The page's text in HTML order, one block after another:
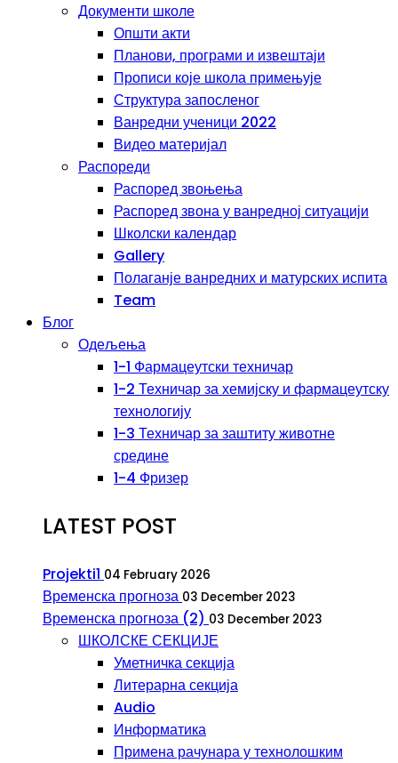
Документи школе
Општи акти
Планови, програми и извештаји
Прописи које школа примењује
Структура запосленог
Ванредни ученици 2022
Видео материјал
Распореди
Распоред звоњења
Распоред звона у ванредној ситуацији
Школски календар
Gallery
Полаганје ванредних и матурских испита
Team
Блог
Одељења
1-1 Фармацеутски техничар
1-2 Техничар за хемијску и фармацеутску
технологију
1-3 Техничар за заштиту животне
средине
1-4 Фризер
LATEST POST
Projekti1 04 February 2026
Временска прогноза 03 December 2023
Временска прогноза (2) 03 December 2023
ШКОЛСКЕ СЕКЦИЈЕ
Уметничка секција
Литерарна секција
Audio
Информатика
Примена рачунара у технолошким